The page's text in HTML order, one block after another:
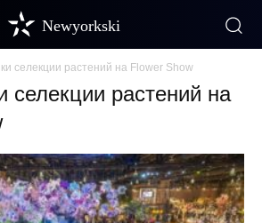
Newyorkski
селекции растений на Flower Show
селекции растений на